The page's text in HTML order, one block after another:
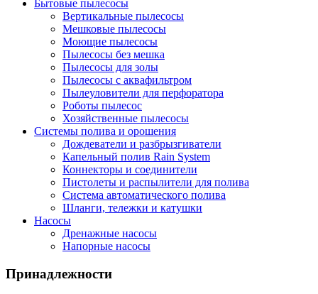
Бытовые пылесосы
Вертикальные пылесосы
Мешковые пылесосы
Моющие пылесосы
Пылесосы без мешка
Пылесосы для золы
Пылесосы с аквафильтром
Пылеуловители для перфоратора
Роботы пылесос
Хозяйственные пылесосы
Системы полива и орошения
Дождеватели и разбрызгиватели
Капельный полив Rain System
Коннекторы и соединители
Пистолеты и распылители для полива
Система автоматического полива
Шланги, тележки и катушки
Насосы
Дренажные насосы
Напорные насосы
Принадлежности